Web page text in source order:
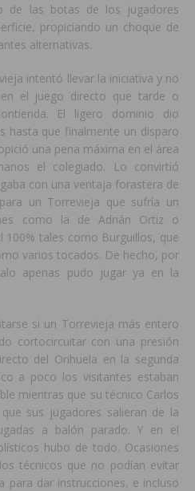
de las botas de los jugadores
propiciando un choque de
alternativas.
intentó llevar la iniciativa y no
el juego directo que tarde o
El ligero dominio dio
hasta que finalmente un disparo
una pena máxima en el área
el colegiado. Lo convirtió
con una ventaja forastera de
un Torrevieja que sufría un
como la de Adrián Ortiz o
100% tales como Burguillos, que
varios tocados. De hecho, por
apenas pudo jugar ya en la
si un Torrevieja más entero
cortocircuitar con una presión
del Orihuela en la segunda
a poco los visitantes estaban
mientras que su técnico Carlos
sus jugadores salieran de la
a balón parado. Y en el
hubo de todo. Ocasiones
técnicos que no podían evitar
para dar instrucciones, e incluso